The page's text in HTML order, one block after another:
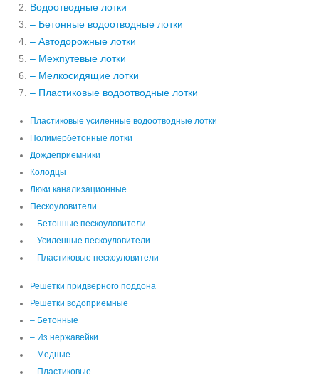
Водоотводные лотки
– Бетонные водоотводные лотки
– Автодорожные лотки
– Межпутевые лотки
– Мелкосидящие лотки
– Пластиковые водоотводные лотки
Пластиковые усиленные водоотводные лотки
Полимербетонные лотки
Дождеприемники
Колодцы
Люки канализационные
Пескоуловители
– Бетонные пескоуловители
– Усиленные пескоуловители
– Пластиковые пескоуловители
Решетки придверного поддона
Решетки водоприемные
– Бетонные
– Из нержавейки
– Медные
– Пластиковые